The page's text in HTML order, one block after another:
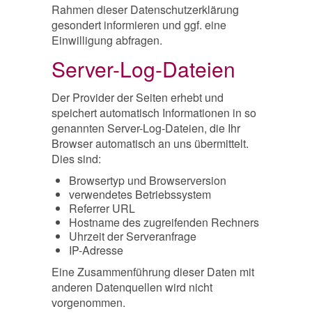
Rahmen dieser Datenschutzerklärung
gesondert informieren und ggf. eine
Einwilligung abfragen.
Server-Log-Dateien
Der Provider der Seiten erhebt und
speichert automatisch Informationen in so
genannten Server-Log-Dateien, die Ihr
Browser automatisch an uns übermittelt.
Dies sind:
Browsertyp und Browserversion
verwendetes Betriebssystem
Referrer URL
Hostname des zugreifenden Rechners
Uhrzeit der Serveranfrage
IP-Adresse
Eine Zusammenführung dieser Daten mit
anderen Datenquellen wird nicht
vorgenommen.